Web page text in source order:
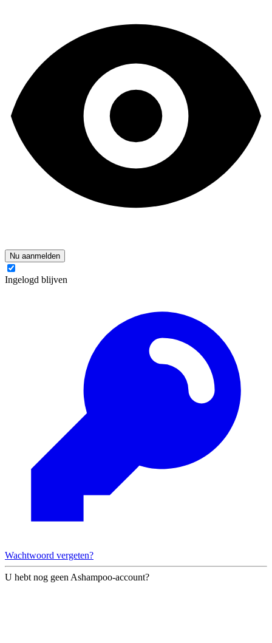
Nu aanmelden
Ingelogd blijven
Wachtwoord vergeten?
U hebt nog geen Ashampoo-account?